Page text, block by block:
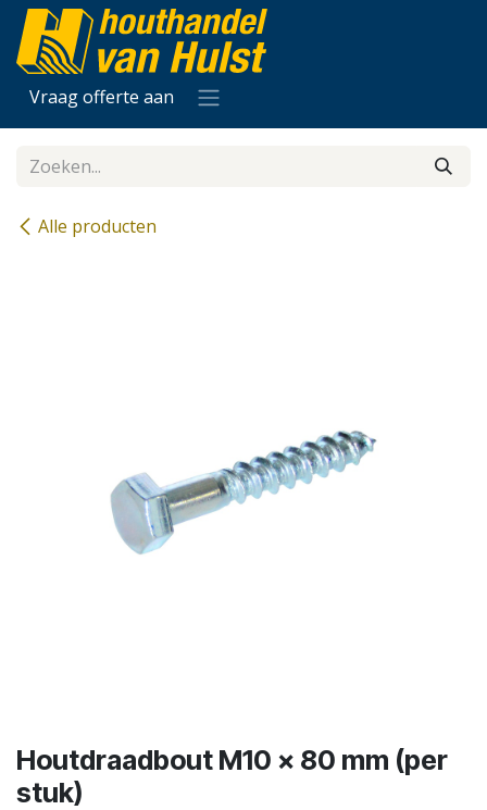
Overslaan naar inhoud
Vraag offerte aan
Alle producten
Houtdraadbout M10 x 80 mm (per
stuk)